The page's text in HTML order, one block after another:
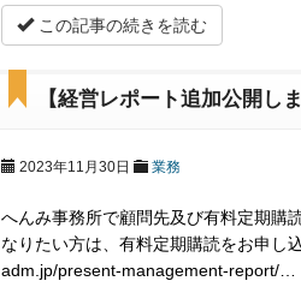
この記事の続きを読む
【経営レポート追加公開し
2023年11月30日 業務
へんみ事務所で顧問先及び有料定期購
なりたい方は、有料定期購読をお申し
adm.jp/present-management-report/…